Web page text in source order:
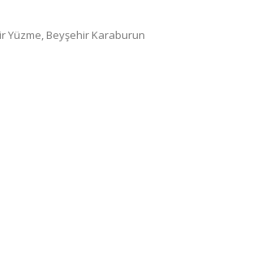
Yüzme, Beyşehir Karaburun